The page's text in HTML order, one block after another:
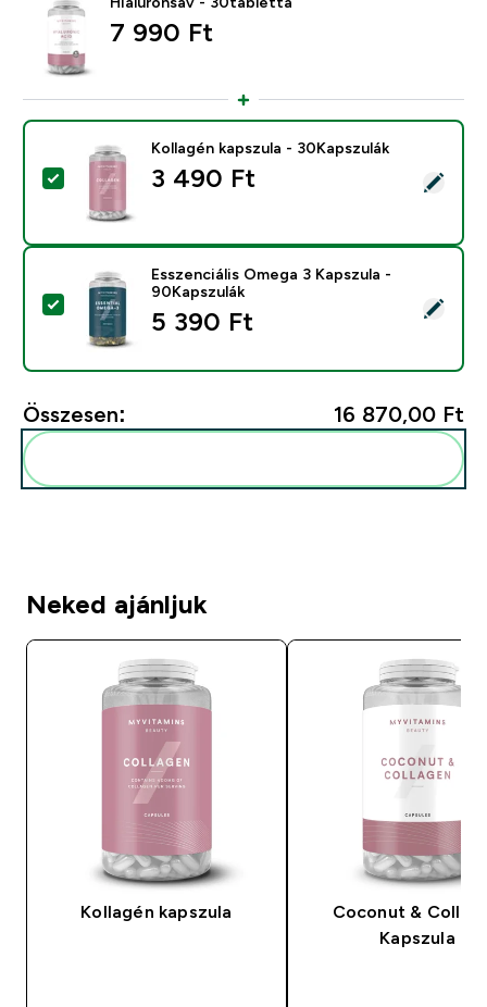
7 990 Ft‎
Termék kiválasztása - Kollagén kapszula - 30Kapszulák
Kollagén kapszula - 30Kapszulák
3 490 Ft‎
Termék kiválasztása - Esszenciális Omega 3 Kapszula
Esszenciális Omega 3 Kapszula -
90Kapszulák
5 390 Ft‎
Összesen: 16 870,00 Ft‎
Neked ajánljuk
Kollagén kapszula
Coconut &
Kapszula